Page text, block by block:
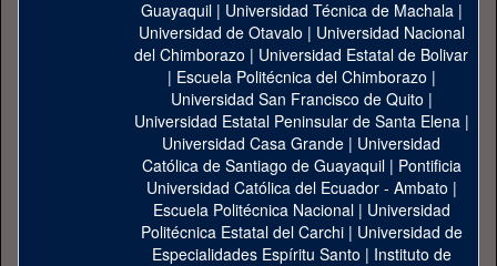
Guayaquil| Universidad Técnica de Machala|
Universidad de Otavalo | Universidad Nacional
del Chimborazo | Universidad Estatal de Bolivar
| Escuela Politécnica del Chimborazo |
Universidad San Francisco de Quito |
Universidad Estatal Peninsular de Santa Elena|
Universidad Casa Grande | Universidad
Católica de Santiago de Guayaquil| Pontificia
Universidad Católica del Ecuador - Ambato |
Escuela Politécnica Nacional| Universidad
Politécnica Estatal del Carchi| Universidad de
Especialidades Espíritu Santo | Instituto de